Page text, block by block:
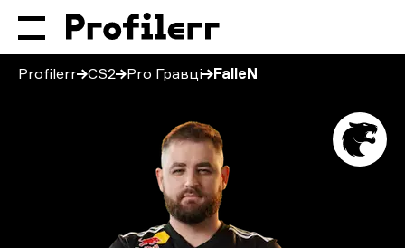
Profilerr CS2 Pro Гравці FalleN